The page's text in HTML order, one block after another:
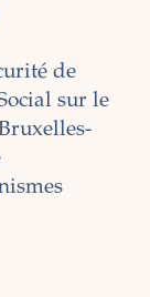
de
sur le